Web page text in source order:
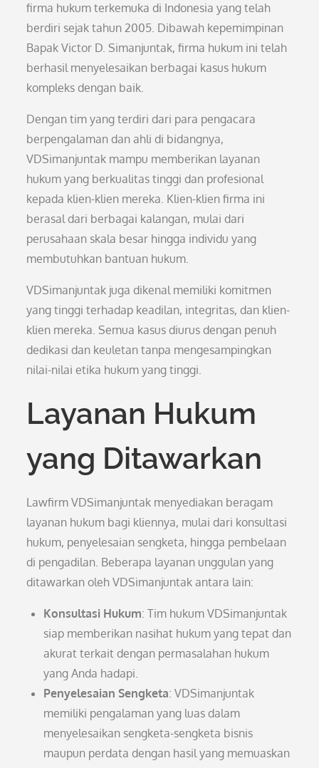
firma hukum terkemuka di Indonesia yang telah
berdiri sejak tahun 2005. Dibawah kepemimpinan
Bapak Victor D. Simanjuntak, firma hukum ini telah
berhasil menyelesaikan berbagai kasus hukum
kompleks dengan baik.
Dengan tim yang terdiri dari para pengacara
berpengalaman dan ahli di bidangnya,
VDSimanjuntak mampu memberikan layanan
hukum yang berkualitas tinggi dan profesional
kepada klien-klien mereka. Klien-klien firma ini
berasal dari berbagai kalangan, mulai dari
perusahaan skala besar hingga individu yang
membutuhkan bantuan hukum.
VDSimanjuntak juga dikenal memiliki komitmen
yang tinggi terhadap keadilan, integritas, dan klien-
klien mereka. Semua kasus diurus dengan penuh
dedikasi dan keuletan tanpa mengesampingkan
nilai-nilai etika hukum yang tinggi.
Layanan Hukum
yang Ditawarkan
Lawfirm VDSimanjuntak menyediakan beragam
layanan hukum bagi kliennya, mulai dari konsultasi
hukum, penyelesaian sengketa, hingga pembelaan
di pengadilan. Beberapa layanan unggulan yang
ditawarkan oleh VDSimanjuntak antara lain:
Konsultasi Hukum: Tim hukum VDSimanjuntak
siap memberikan nasihat hukum yang tepat dan
akurat terkait dengan permasalahan hukum
yang Anda hadapi.
Penyelesaian Sengketa: VDSimanjuntak
memiliki pengalaman yang luas dalam
menyelesaikan sengketa-sengketa bisnis
maupun perdata dengan hasil yang memuaskan